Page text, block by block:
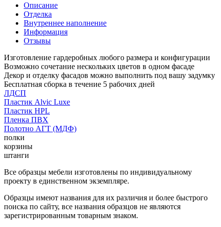
Описание
Отделка
Внутреннее наполнение
Информация
Отзывы
Изготовление гардеробных любого размера и конфигурации
Возможно сочетание нескольких цветов в одном фасаде
Декор и отделку фасадов можно выполнить под вашу задумку
Бесплатная сборка в течение 5 рабочих дней
ЛДСП
Пластик Alvic Luxe
Пластик HPL
Пленка ПВХ
Полотно АГТ (МДФ)
полки
корзины
штанги
Все образцы мебели изготовлены по индивидуальному
проекту в единственном экземпляре.
Образцы имеют названия для их различия и более быстрого
поиска по сайту, все названия образцов не являются
зарегистрированным товарным знаком.